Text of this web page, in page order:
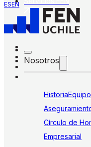
ESEN
Nosotros
Historia
Círculo de
Empresarial